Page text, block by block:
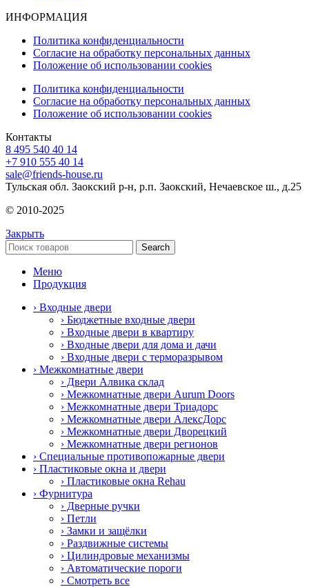
ИНФОРМАЦИЯ
Политика конфиденциальности
Согласие на обработку персональных данных
Положение об использовании cookies
Политика конфиденциальности
Согласие на обработку персональных данных
Положение об использовании cookies
Контакты
8 495 540 40 14
+7 910 555 40 14
sale@friends-house.ru
Тульская обл. Заокский р-н, р.п. Заокский, Нечаевское ш., д.25
© 2010-2025
Закрыть
Search
Меню
Продукция
› Входные двери
› Бюджетные входные двери
› Входные двери в квартиру
› Входные двери для дома и дачи
› Входные двери с терморазрывом
› Межкомнатные двери
› Двери Алвика склад
› Межкомнатные двери Aurum Doors
› Межкомнатные двери Триадорс
› Межкомнатные двери АлексДорс
› Межкомнатные двери Дворецкий
› Межкомнатные двери регионов
› Специальные противопожарные двери
› Пластиковые окна и двери
› Пластиковые окна Rehau
› Фурнитура
› Дверные ручки
› Петли
› Замки и защёлки
› Раздвижные системы
› Цилиндровые механизмы
› Автоматические пороги
› Смотреть все